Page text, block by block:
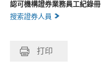
認可機構證券業務員工紀錄冊
搜索證券人員
打印